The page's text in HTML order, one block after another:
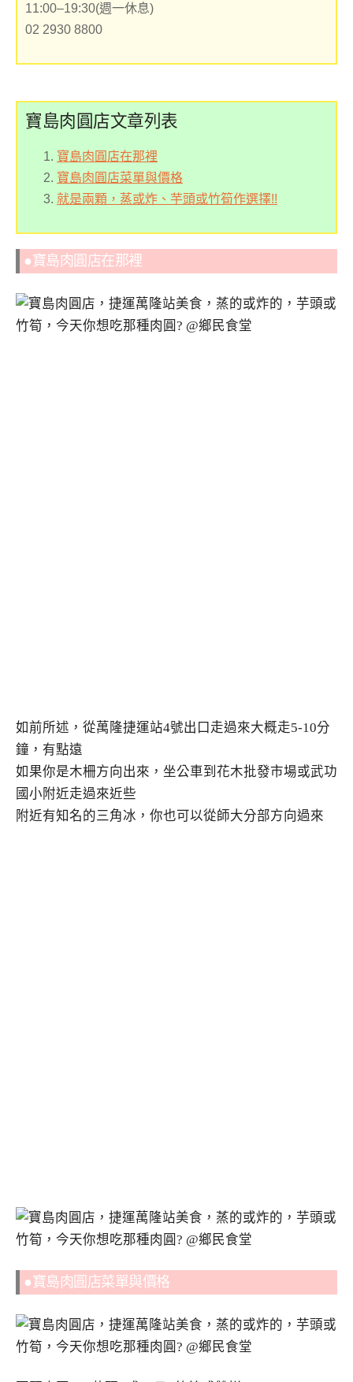
11:00–19:30(週一休息)
02 2930 8800
寶島肉圓店文章列表
寶島肉圓店在那裡
寶島肉圓店菜單與價格
就是兩顆，蒸或炸、芋頭或竹筍作選擇!!
●寶島肉圓店在那裡
如前所述，從萬隆捷運站4號出口走過來大概走5-10分
鐘，有點遠
如果你是木柵方向出來，坐公車到花木批發市場或武功
國小附近走過來近些
附近有知名的三角冰，你也可以從師大分部方向過來
●寶島肉圓店菜單與價格